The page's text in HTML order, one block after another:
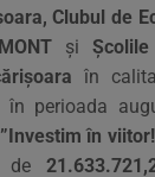
Clubul de
și
în
în perioada
”Investim în
de